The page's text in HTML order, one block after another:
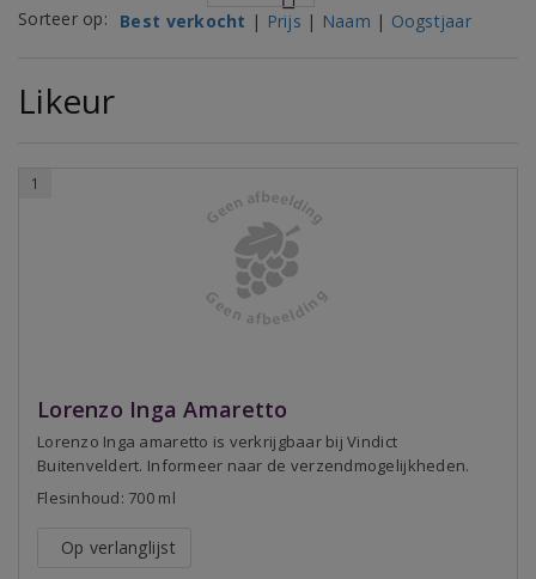
Sorteer op:
Best verkocht | Prijs | Naam | Oogstjaar
Likeur
1
Lorenzo Inga Amaretto
Lorenzo Inga amaretto is verkrijgbaar bij Vindict
Buitenveldert. Informeer naar de verzendmogelijkheden.
Flesinhoud: 700 ml
Op verlanglijst